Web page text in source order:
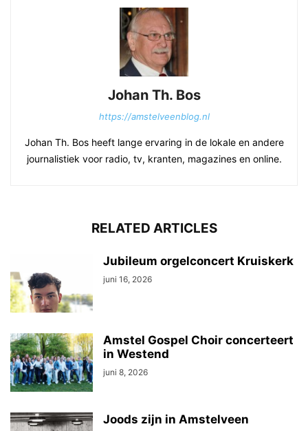
Johan Th. Bos
https://amstelveenblog.nl
Johan Th. Bos heeft lange ervaring in de lokale en andere
journalistiek voor radio, tv, kranten, magazines en online.
RELATED ARTICLES
Jubileum orgelconcert Kruiskerk
juni 16, 2026
Amstel Gospel Choir concerteert
in Westend
juni 8, 2026
Joods zijn in Amstelveen